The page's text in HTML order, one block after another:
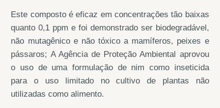
Este composto é eficaz em concentrações tão baixas
quanto 0,1 ppm e foi demonstrado ser biodegradável,
não mutagênico e não tóxico a mamíferos, peixes e
pássaros; A Agência de Proteção Ambiental aprovou
o uso de uma formulação de nim como inseticida
para o uso limitado no cultivo de plantas não
utilizadas como alimento.